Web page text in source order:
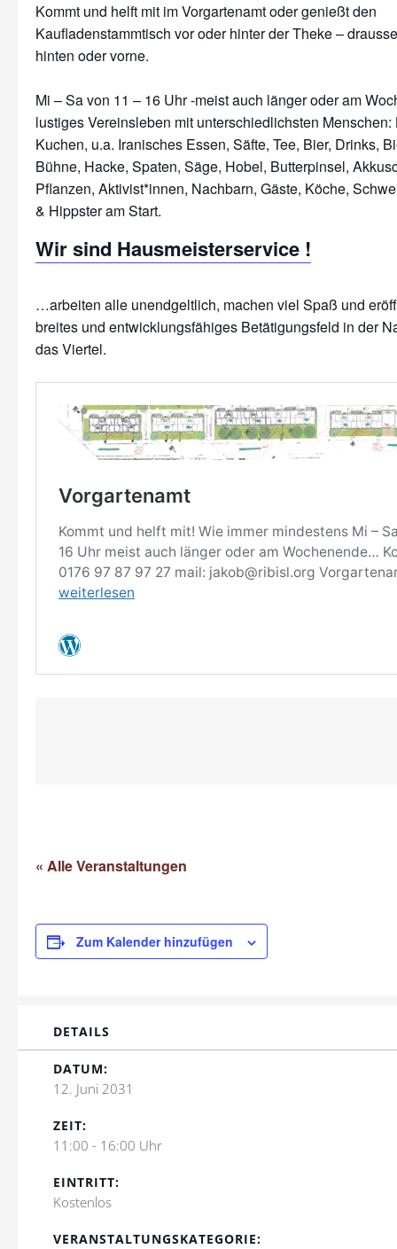
Kommt und helft mit im Vorgartenamt oder genießt den
Kaufladenstammtisch vor oder hinter der Theke –
hinten oder vorne.
Mi – Sa von 11 – 16 Uhr -meist auch länger oder am
lustiges Vereinsleben mit unterschiedlichsten Menschen:
Kuchen, u.a. Iranisches Essen, Säfte, Tee, Bier, Drinks,
Bühne, Hacke, Spaten, Säge, Hobel, Butterpinsel,
Pflanzen, Aktivist*innen, Nachbarn, Gäste, Köche,
Wir sind Hausmeisterservice !
…arbeiten alle unendgeltlich, machen viel Spaß und
breites und entwicklungsfähiges Betätigungsfeld in der
das Viertel.
« Alle Veranstaltungen
Zum Kalender hinzufügen
DETAILS
DATUM:
12. Juni 2031
ZEIT:
11:00 - 16:00 Uhr
EINTRITT:
Kostenlos
VERANSTALTUNGSKATEGORIE: